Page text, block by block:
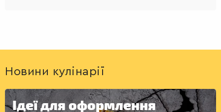
Новини кулінарії
Ідеї для оформлення